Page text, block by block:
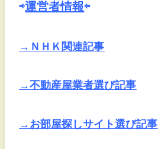
⇨運営者情報⇦
→ＮＨＫ関連記事
→不動産屋業者選び記事
→お部屋探しサイト選び記事